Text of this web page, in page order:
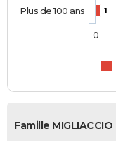
1
Plus de 100 ans
0
Famille MIGLIACCIO